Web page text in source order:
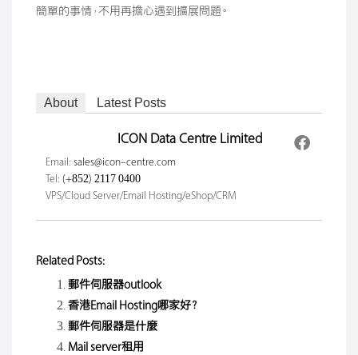
簡單的事情，不用再擔心遇到擴展問題。
About Latest Posts
ICON Data Centre Limited
Email: sales@icon-centre.com
Tel: (+852) 2117 0400
VPS/Cloud Server/Email Hosting/eShop/CRM
Related Posts:
郵件伺服器outlook
香港Email Hosting哪家好？
郵件伺服器是什麼
Mail server租用